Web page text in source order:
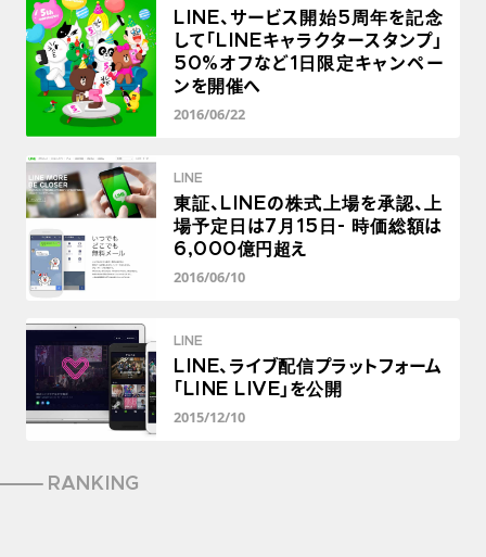
LINE、サービス開始5周年を記念
して「LINEキャラクタースタンプ」
50%オフなど1日限定キャンペー
ンを開催へ
2016/06/22
LINE
東証、LINEの株式上場を承認、上
場予定日は7月15日- 時価総額は
6,000億円超え
2016/06/10
LINE
LINE、ライブ配信プラットフォーム
「LINE LIVE」を公開
2015/12/10
RANKING